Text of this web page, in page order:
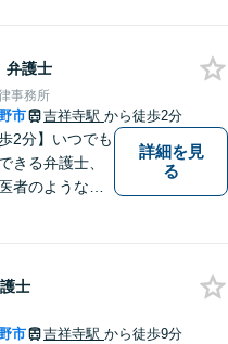
、刑事事件、
など
弁護士
事務所
市 吉祥寺駅 から徒歩2分
2分】いつでも
きる弁護士、
者のような弁
にご相談くだ
詳細を見
る
士
市 吉祥寺駅 から徒歩9分